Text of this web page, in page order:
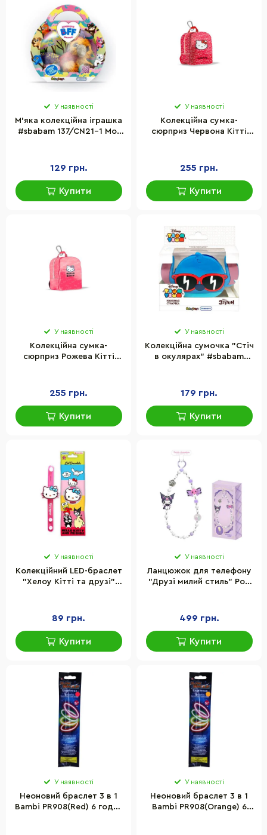
У наявності
М'яка колекційна іграшка
#sbabam 137/CN21-1 Мої
129 грн.
Купити
У наявності
Колекційна сумка-
сюрприз Червона Кітті
дрібниці
255 грн.
Купити
У наявності
Колекційна сумка-
сюрприз Рожева Кітті
дрібниці
255 грн.
Купити
У наявності
Колекційна сумочка "Стіч
в окулярах" #sbabam
179 грн.
Купити
У наявності
Колекційний LED-браслет
"Хелоу Кітті та друзі"
89 грн.
Купити
У наявності
Ланцюжок для телефону
"Друзі милий стиль" Pop
499 грн.
Купити
У наявності
Неоновий браслет 3 в 1
Bambi PR908(Red) 6 годин
У наявності
Неоновий браслет 3 в 1
Bambi PR908(Orange) 6